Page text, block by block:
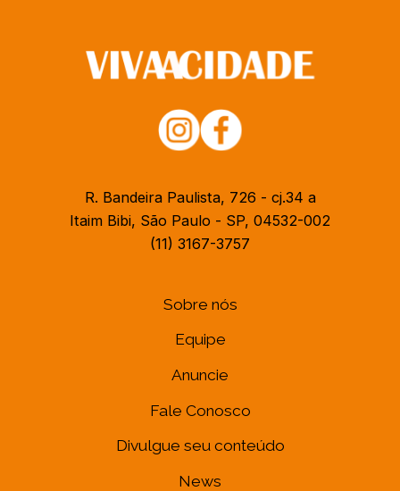
R. Bandeira Paulista, 726 - cj.34 a
Itaim Bibi, São Paulo - SP, 04532-002
(11) 3167-3757
Sobre nós
Equipe
Anuncie
Fale Conosco
Divulgue seu conteúdo
News